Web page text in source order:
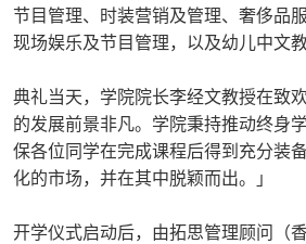
节目管理、时装营销及管理、奢侈品
现场娱乐及节目管理，以及幼儿中文
典礼当天，学院院长李经文教授在致
的发展前景非凡。学院秉持推动终身
保各位同学在完成课程后得到充分装
化的市场，并在其中脱颖而出。」
开学仪式启动后，由拓思管理顾问（